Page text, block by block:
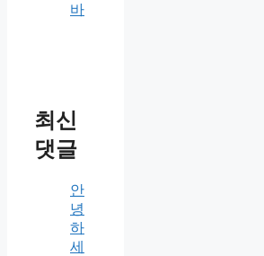
바
최신
댓글
안
녕
하
세